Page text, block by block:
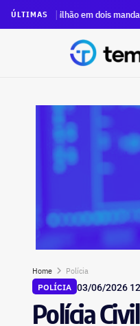
ÚLTIMAS
dois mandatos na Alerj
Home
Polícia
POLÍCIA 03/06/2026
Polícia